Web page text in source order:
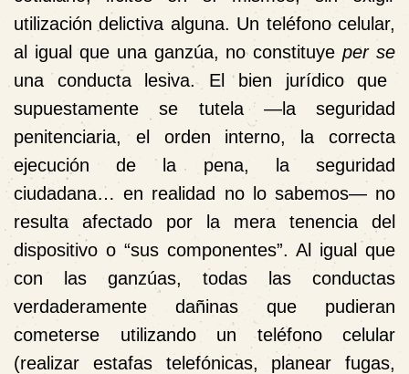
utilización delictiva alguna. Un teléfono celular,
al igual que una ganzúa, no constituyeper se
una conducta lesiva. El bien jurídico que
supuestamente se tutela —la seguridad
penitenciaria, el orden interno, la correcta
ejecución de la pena, la seguridad
ciudadana… en realidad no lo sabemos— no
resulta afectado por la mera tenencia del
dispositivo o “sus componentes”. Al igual que
con las ganzúas, todas las conductas
verdaderamente dañinas que pudieran
cometerse utilizando un teléfono celular
(realizar estafas telefónicas, planear fugas,